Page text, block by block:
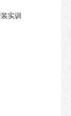
实训